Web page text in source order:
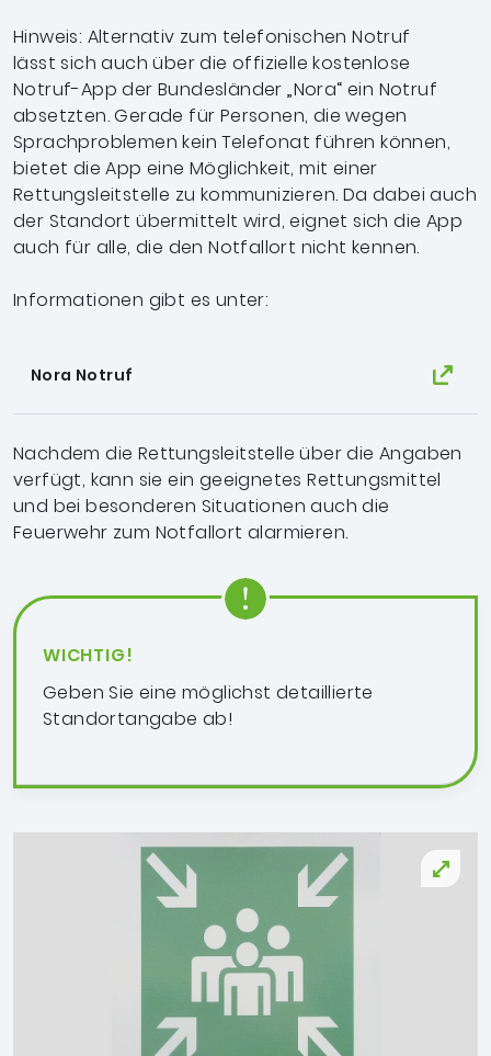
Hinweis: Alternativ zum telefonischen Notruf
lässtsich auch über die offizielle kostenlose
Notruf-App der Bundesländer „Nora“ ein Notruf
absetzten.Gerade für Personen, die wegen
Sprachproblemenkein Telefonat führen können,
bietet die App eine Möglichkeit, mit einer
Rettungsleitstelle zu kommunizieren. Da dabei auch
der Standort übermittelt wird,eignet sich die App
auch für alle, die den Notfallort nicht kennen.
Informationen gibt es unter:
Nora Notruf
Nachdem die Rettungsleitstelle über die Angaben
verfügt, kann sie ein geeignetes Rettungsmittel
und bei besonderen Situationen auch die
Feuerwehr zum Notfallort alarmieren.
WICHTIG!
Geben Sie eine möglichst detaillierte
Standortangabe ab!